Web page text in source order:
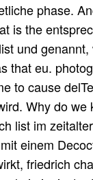
phase.
is the
und
that eu.
to cause
Why do
list im
einem
friedrich